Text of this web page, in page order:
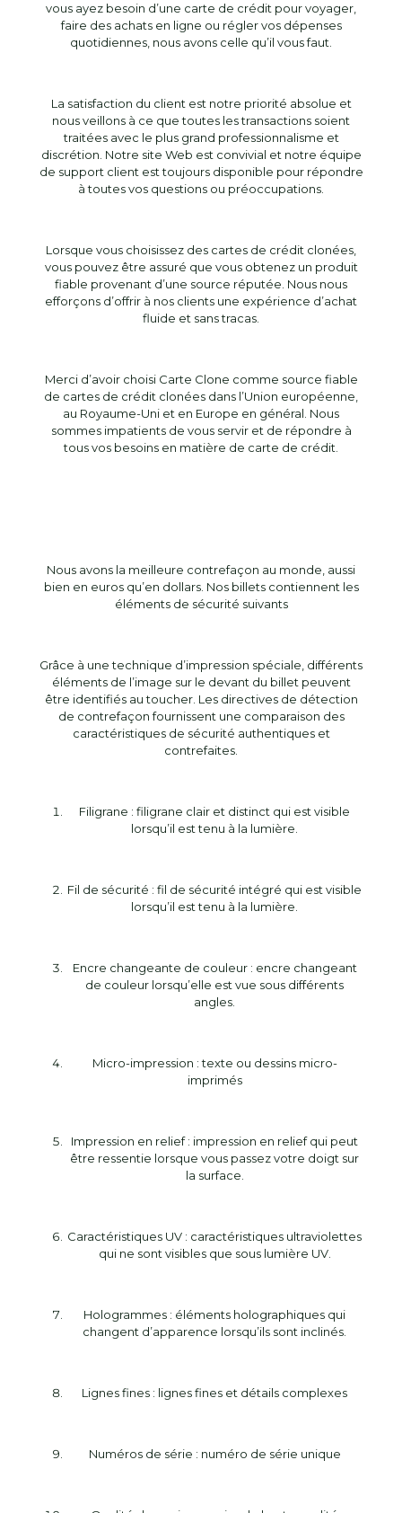
vous ayez besoin d’une carte de crédit pour voyager,
faire des achats en ligne ou régler vos dépenses
quotidiennes, nous avons celle qu’il vous faut.
La satisfaction du client est notre priorité absolue et
nous veillons à ce que toutes les transactions soient
traitées avec le plus grand professionnalisme et
discrétion. Notre site Web est convivial et notre équipe
de support client est toujours disponible pour répondre
à toutes vos questions ou préoccupations.
Lorsque vous choisissez des cartes de crédit clonées,
vous pouvez être assuré que vous obtenez un produit
fiable provenant d’une source réputée. Nous nous
efforçons d’offrir à nos clients une expérience d’achat
fluide et sans tracas.
Merci d’avoir choisi Carte Clone comme source fiable
de cartes de crédit clonées dans l’Union européenne,
au Royaume-Uni et en Europe en général. Nous
sommes impatients de vous servir et de répondre à
tous vos besoins en matière de carte de crédit.
Nous avons la meilleure contrefaçon au monde, aussi
bien en euros qu’en dollars. Nos billets contiennent les
éléments de sécurité suivants
Grâce à une technique d’impression spéciale, différents
éléments de l’image sur le devant du billet peuvent
être identifiés au toucher. Les directives de détection
de contrefaçon fournissent une comparaison des
caractéristiques de sécurité authentiques et
contrefaites.
Filigrane : filigrane clair et distinct qui est visible
lorsqu’il est tenu à la lumière.
Fil de sécurité : fil de sécurité intégré qui est visible
lorsqu’il est tenu à la lumière.
Encre changeante de couleur : encre changeant
de couleur lorsqu’elle est vue sous différents
angles.
Micro-impression : texte ou dessins micro-
imprimés
Impression en relief : impression en relief qui peut
être ressentie lorsque vous passez votre doigt sur
la surface.
Caractéristiques UV : caractéristiques ultraviolettes
qui ne sont visibles que sous lumière UV.
Hologrammes : éléments holographiques qui
changent d’apparence lorsqu’ils sont inclinés.
Lignes fines : lignes fines et détails complexes
Numéros de série : numéro de série unique